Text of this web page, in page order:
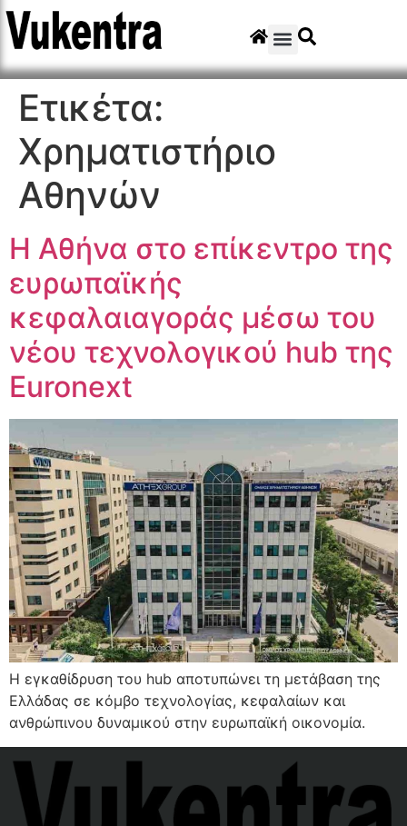
Ετικέτα:
Χρηματιστήριο
Αθηνών
Η Αθήνα στο επίκεντρο της
ευρωπαϊκής
κεφαλαιαγοράς μέσω του
νέου τεχνολογικού hub της
Euronext
Η εγκαθίδρυση του hub αποτυπώνει τη μετάβαση της
Ελλάδας σε κόμβο τεχνολογίας, κεφαλαίων και
ανθρώπινου δυναμικού στην ευρωπαϊκή οικονομία.